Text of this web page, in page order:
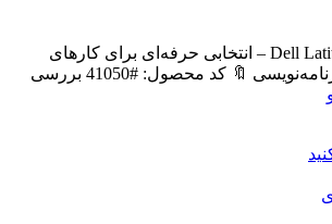
🔥 لپ تاپ Dell Latitude 5320 – انتخابی حرفه‌ای برای کارهای
🔖 کد محصول: #41050 بررسی